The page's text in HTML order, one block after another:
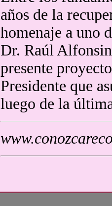
años de la
homenaje a uno
Dr. Raúl
presente
Presidente que
luego de la